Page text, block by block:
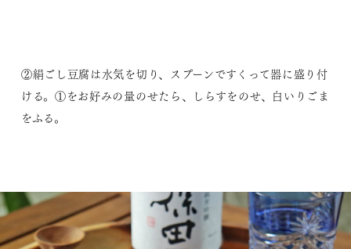
②絹ごし豆腐は水気を切り、スプーンですくって器に盛り付
ける。①をお好みの量のせたら、しらすをのせ、白いりごま
をふる。